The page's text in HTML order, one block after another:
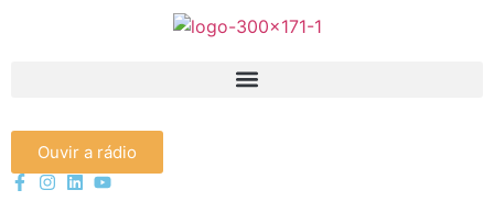
Ouvir a rádio